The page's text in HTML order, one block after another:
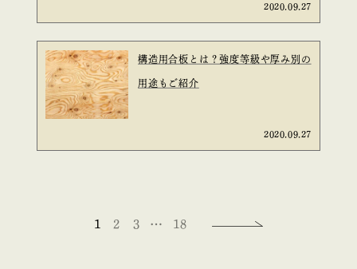
2020.09.27
構造用合板とは？強度等級や厚み別の
用途もご紹介
2020.09.27
1 2 3 … 18